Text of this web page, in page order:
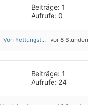
Beiträge: 1
Aufrufe: 0
Von Rettungst... vor 8 Stunden
Beiträge: 1
Aufrufe: 24